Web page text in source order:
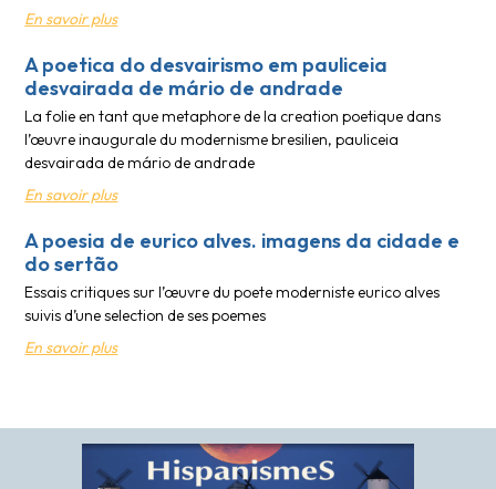
En savoir plus
A poetica do desvairismo em pauliceia
desvairada de mário de andrade
La folie en tant que metaphore de la creation poetique dans
l’œuvre inaugurale du modernisme bresilien, pauliceia
desvairada de mário de andrade
En savoir plus
A poesia de eurico alves. imagens da cidade e
do sertão
Essais critiques sur l’œuvre du poete moderniste eurico alves
suivis d’une selection de ses poemes
En savoir plus